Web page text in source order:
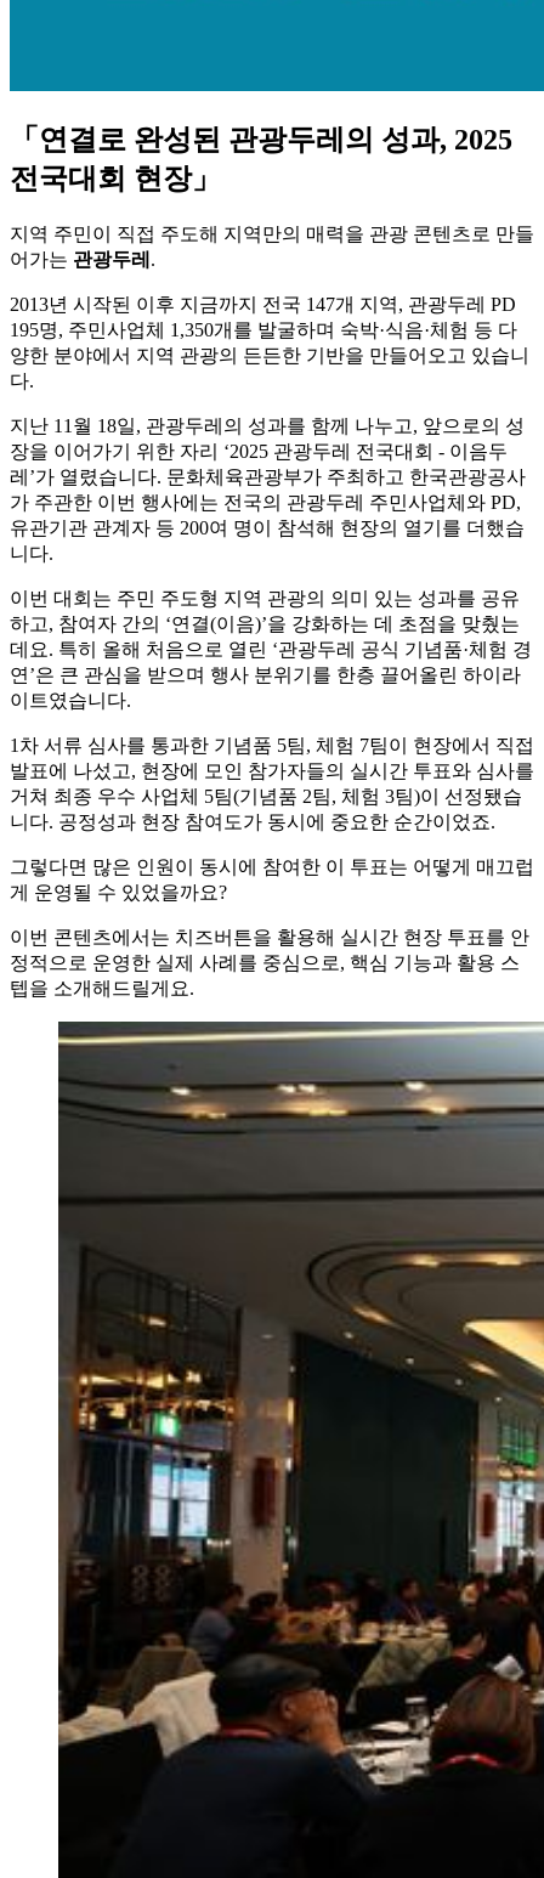
「연결로 완성된 관광두레의 성과, 2025
전국대회 현장」
지역 주민이 직접 주도해 지역만의 매력을 관광 콘텐츠로 만들
어가는 관광두레 .
2013년 시작된 이후 지금까지 전국 147개 지역, 관광두레 PD
195명, 주민사업체 1,350개를 발굴하며 숙박·식음·체험 등 다
양한 분야에서 지역 관광의 든든한 기반을 만들어오고 있습니
다.
지난 11월 18일, 관광두레의 성과를 함께 나누고, 앞으로의 성
장을 이어가기 위한 자리 ‘2025 관광두레 전국대회 - 이음두
레’가 열렸습니다. 문화체육관광부가 주최하고 한국관광공사
가 주관한 이번 행사에는 전국의 관광두레 주민사업체와 PD,
유관기관 관계자 등 200여 명이 참석해 현장의 열기를 더했습
니다.
이번 대회는 주민 주도형 지역 관광의 의미 있는 성과를 공유
하고, 참여자 간의 ‘연결(이음)’을 강화하는 데 초점을 맞췄는
데요. 특히 올해 처음으로 열린 ‘관광두레 공식 기념품·체험 경
연’은 큰 관심을 받으며 행사 분위기를 한층 끌어올린 하이라
이트였습니다.
1차 서류 심사를 통과한 기념품 5팀, 체험 7팀이 현장에서 직접
발표에 나섰고, 현장에 모인 참가자들의 실시간 투표와 심사를
거쳐 최종 우수 사업체 5팀(기념품 2팀, 체험 3팀)이 선정됐습
니다. 공정성과 현장 참여도가 동시에 중요한 순간이었죠.
그렇다면 많은 인원이 동시에 참여한 이 투표는 어떻게 매끄럽
게 운영될 수 있었을까요?
이번 콘텐츠에서는 치즈버튼을 활용해 실시간 현장 투표를 안
정적으로 운영한 실제 사례를 중심으로, 핵심 기능과 활용 스
텝을 소개해드릴게요.